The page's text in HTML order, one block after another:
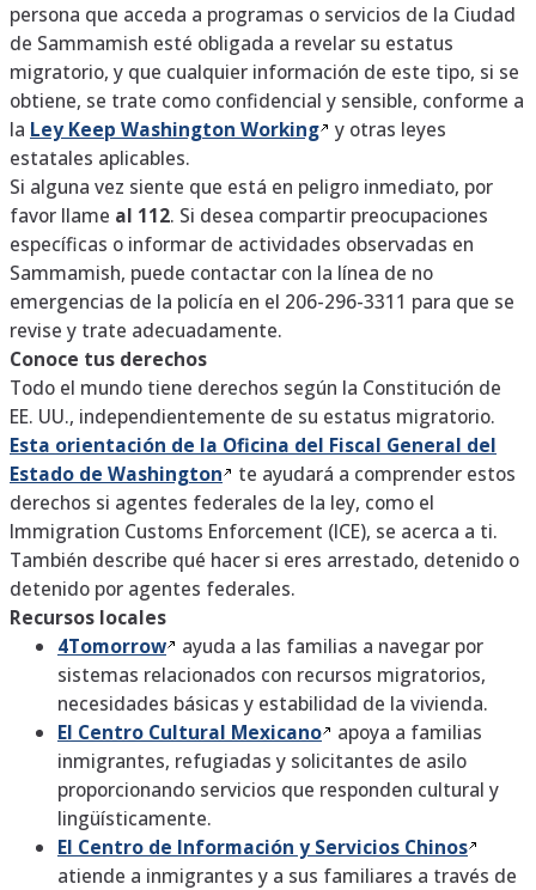
persona que acceda a programas o servicios de la Ciudad
de Sammamish esté obligada a revelar su estatus
migratorio, y que cualquier información de este tipo, si se
obtiene, se trate como confidencial y sensible, conforme a
la Ley Keep Washington Working y otras leyes
estatales aplicables.
Si alguna vez siente que está en peligro inmediato, por
favor llame al 112. Si desea compartir preocupaciones
específicas o informar de actividades observadas en
Sammamish, puede contactar con la línea de no
emergencias de la policía en el 206-296-3311 para que se
revise y trate adecuadamente.
Conoce tus derechos
Todo el mundo tiene derechos según la Constitución de
EE. UU., independientemente de su estatus migratorio.
Esta orientación de la Oficina del Fiscal General del
Estado de Washington
te ayudará a comprender estos
derechos si agentes federales de la ley, como el
Immigration Customs Enforcement (ICE), se acerca a ti.
También describe qué hacer si eres arrestado, detenido o
detenido por agentes federales.
Recursos locales
4Tomorrow
ayuda a las familias a navegar por
sistemas relacionados con recursos migratorios,
necesidades básicas y estabilidad de la vivienda.
El Centro Cultural Mexicano
apoya a familias
inmigrantes, refugiadas y solicitantes de asilo
proporcionando servicios que responden cultural y
lingüísticamente.
El Centro de Información y Servicios Chinos
atiende a inmigrantes y a sus familiares a través de